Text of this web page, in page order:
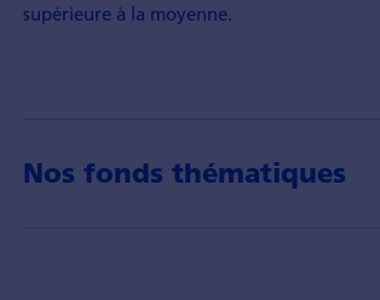
supérieure à la moyenne.
Nos fonds thématiques